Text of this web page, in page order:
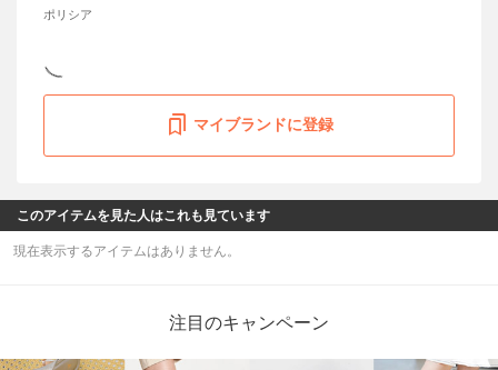
ポリシア
マイブランドに登録
このアイテムを見た人はこれも見ています
現在表示するアイテムはありません。
注目のキャンペーン